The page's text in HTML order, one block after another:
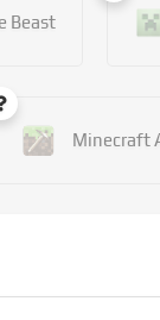
Beast
Minecraft